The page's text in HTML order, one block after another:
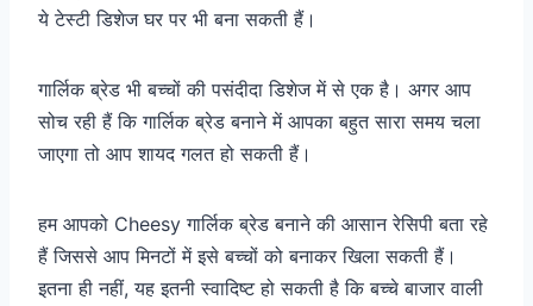
ये टेस्टी डिशेज घर पर भी बना सकती हैं।
गार्लिक ब्रेड भी बच्चों की पसंदीदा डिशेज में से एक है। अगर आप
सोच रही हैं कि गार्लिक ब्रेड बनाने में आपका बहुत सारा समय चला
जाएगा तो आप शायद गलत हो सकती हैं।
हम आपको Cheesy गार्लिक ब्रेड बनाने की आसान रेसिपी बता रहे
हैं जिससे आप मिनटों में इसे बच्चों को बनाकर खिला सकती हैं।
इतना ही नहीं, यह इतनी स्वादिष्ट हो सकती है कि बच्चे बाजार वाली